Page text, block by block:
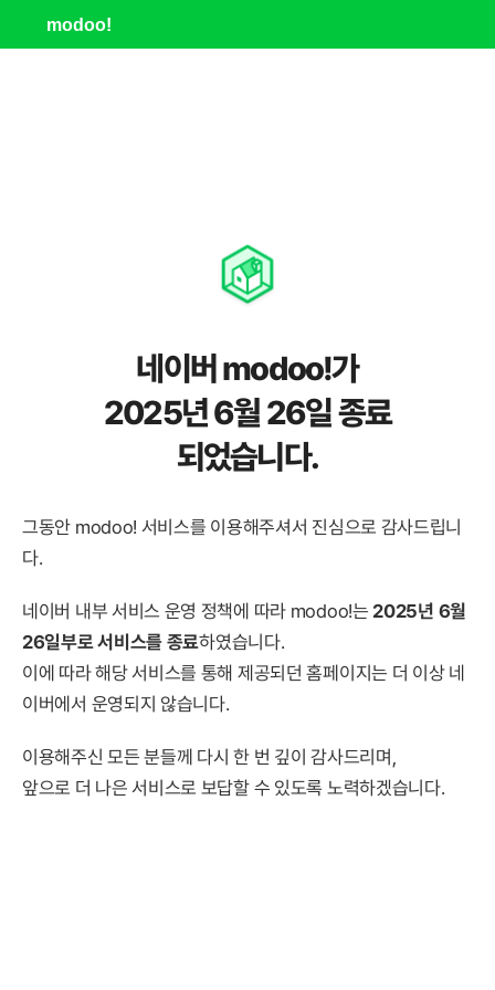
modoo!
네이버 modoo!가
2025년 6월 26일 종료
되었습니다.
그동안 modoo! 서비스를 이용해주셔서 진심으로 감사드립니
다.
네이버 내부 서비스 운영 정책에 따라 modoo!는 2025년 6월
26일부로 서비스를 종료하였습니다.
이에 따라 해당 서비스를 통해 제공되던 홈페이지는 더 이상 네
이버에서 운영되지 않습니다.
이용해주신 모든 분들께 다시 한 번 깊이 감사드리며,
앞으로 더 나은 서비스로 보답할 수 있도록 노력하겠습니다.